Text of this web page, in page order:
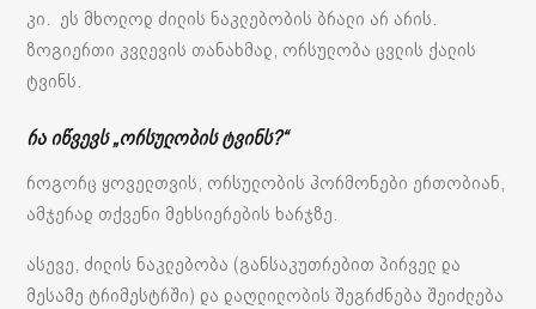
კი. ეს მხოლოდ ძილის ნაკლებობის ბრალი არ არის.
ზოგიერთი კვლევის თანახმად, ორსულობა ცვლის ქალის
ტვინს.
რა იწვევს „ორსულობის ტვინს?“
როგორც ყოველთვის, ორსულობის ჰორმონები ერთობიან,
ამჯერად თქვენი მეხსიერების ხარჯზე.
ასევე, ძილის ნაკლებობა (განსაკუთრებით პირველ და
მესამე ტრიმესტრში) და დაღლილობის შეგრძნება შეიძლება